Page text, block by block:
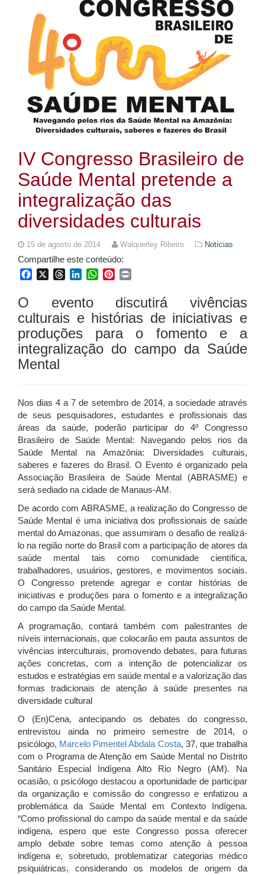
IV Congresso Brasileiro de
Saúde Mental pretende a
integralização das
diversidades culturais
15 de agosto de 2014 Walquerley Ribeiro Notícias
Compartilhe este conteúdo:
FacebookThreadsLinkedInWhatsApp
Pinterest
O evento discutirá vivências
culturais e histórias de iniciativas e
produções para o fomento e a
integralização do campo da Saúde
Mental
Nos dias 4 a 7 de setembro de 2014, a sociedade através
de seus pesquisadores, estudantes e profissionais das
áreas da saúde, poderão participar do 4º Congresso
Brasileiro de Saúde Mental: Navegando pelos rios da
Saúde Mental na Amazônia: Diversidades culturais,
saberes e fazeres do Brasil. O Evento é organizado pela
Associação Brasileira de Saúde Mental (ABRASME) e
será sediado na cidade de Manaus-AM.
De acordo com ABRASME, a realização do Congresso de
Saúde Mental é uma iniciativa dos profissionais de saúde
mental do Amazonas, que assumiram o desafio de realizá-
lo na região norte do Brasil com a participação de atores da
saúde mental tais como comunidade científica,
trabalhadores, usuários, gestores, e movimentos sociais.
O Congresso pretende agregar e contar histórias de
iniciativas e produções para o fomento e a integralização
do campo da Saúde Mental.
A programação, contará também com palestrantes de
níveis internacionais, que colocarão em pauta assuntos de
vivências interculturais, promovendo debates, para futuras
ações concretas, com a intenção de potencializar os
estudos e estratégias em saúde mental e a valorização das
formas tradicionais de atenção à saúde presentes na
diversidade cultural
O (En)Cena, antecipando os debates do congresso,
entrevistou ainda no primeiro semestre de 2014, o
psicólogo, Marcelo Pimentel Abdala Costa, 37, que trabalha
com o Programa de Atenção em Saúde Mental no Distrito
Sanitário Especial Indígena Alto Rio Negro (AM). Na
ocasião, o psicólogo destacou a oportunidade de participar
da organização e comissão do congresso e enfatizou a
problemática da Saúde Mental em Contexto Indígena.
“Como profissional do campo da saúde mental e da saúde
indígena, espero que este Congresso possa oferecer
amplo debate sobre temas como atenção à pessoa
indígena e, sobretudo, problematizar categorias médico
psiquiátricas, considerando os modelos de origem da